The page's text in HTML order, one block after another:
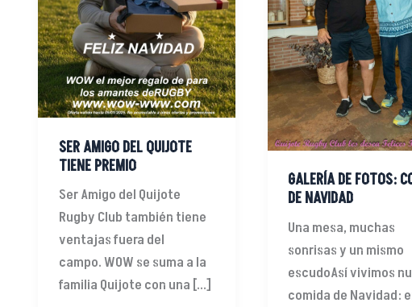
SER AMIGO DEL QUIJOTE
TIENE PREMIO
Ser Amigo del Quijote
Rugby Club también tiene
ventajas fuera del
campo. WOW se suma a la
familia Quijote con una […]
GALERÍA DE FOTOS:
DE NAVIDAD
Una mesa, muchas
sonrisas y un mismo
escudoAsí vivimos
comida de Navidad: